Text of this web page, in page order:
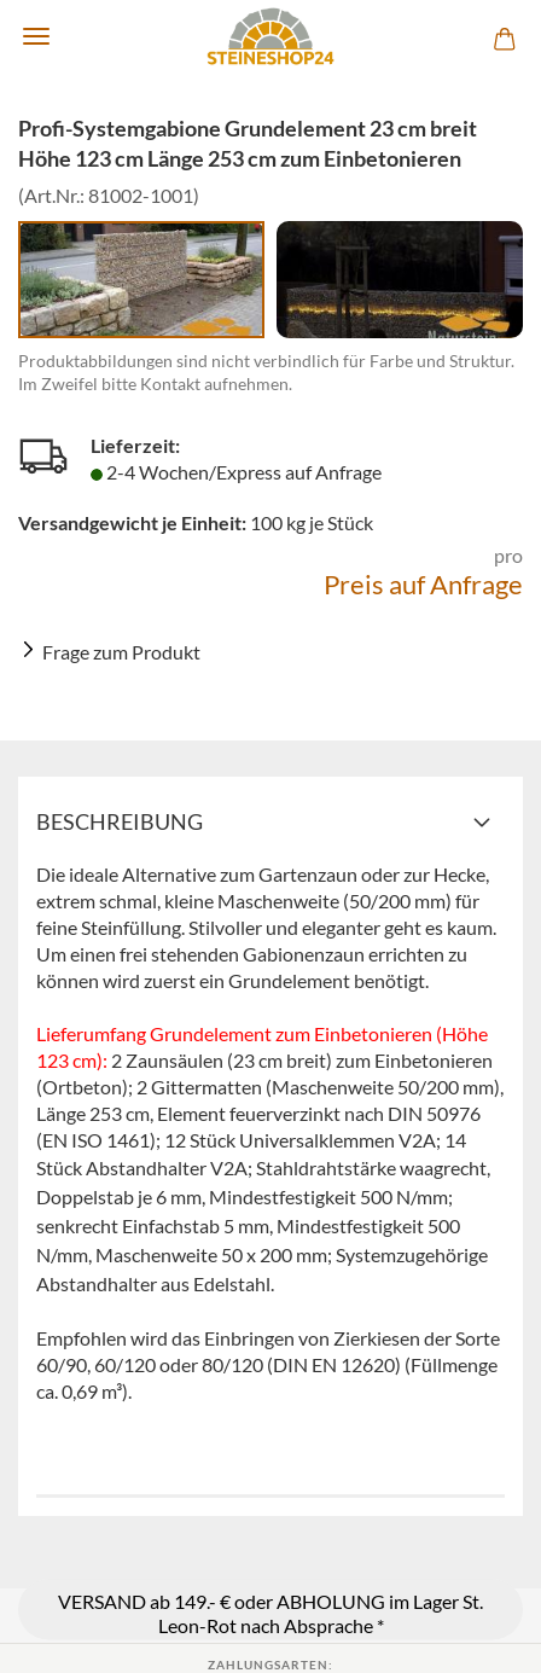
Profi-Systemgabione Grundelement 23 cm breit
Höhe 123 cm Länge 253 cm zum Einbetonieren
(Art.Nr.: 81002-1001)
Produktabbildungen sind nicht verbindlich für Farbe und Struktur.
Im Zweifel bitte Kontakt aufnehmen.
Lieferzeit:
2-4 Wochen/Express auf Anfrage
Versandgewicht je Einheit: 100 kg je Stück
pro
Preis auf Anfrage
Frage zum Produkt
BESCHREIBUNG
Die ideale Alternative zum Gartenzaun oder zur Hecke,
extrem schmal, kleine Maschenweite (50/200 mm) für
feine Steinfüllung. Stilvoller und eleganter geht es kaum.
Um einen frei stehenden Gabionenzaun errichten zu
können wird zuerst ein Grundelement benötigt.
Lieferumfang Grundelement zum Einbetonieren (Höhe
123 cm): 2 Zaunsäulen (23 cm breit) zum Einbetonieren
(Ortbeton); 2 Gittermatten (Maschenweite 50/200 mm),
Länge 253 cm, Element feuerverzinkt nach DIN 50976
(EN ISO 1461); 12 Stück Universalklemmen V2A; 14
Stück Abstandhalter V2A; Stahldrahtstärke waagrecht,
Doppelstab je 6 mm, Mindestfestigkeit 500 N/mm;
senkrecht Einfachstab 5 mm, Mindestfestigkeit 500
N/mm, Maschenweite 50 x 200 mm; Systemzugehörige
Abstandhalter aus Edelstahl.
Empfohlen wird das Einbringen von Zierkiesen der Sorte
60/90, 60/120 oder 80/120 (DIN EN 12620) (Füllmenge
ca. 0,69 m³).
VERSAND ab 149.- € oder ABHOLUNG im Lager St.
Leon-Rot nach Absprache *
ZAHLUNGSARTEN: